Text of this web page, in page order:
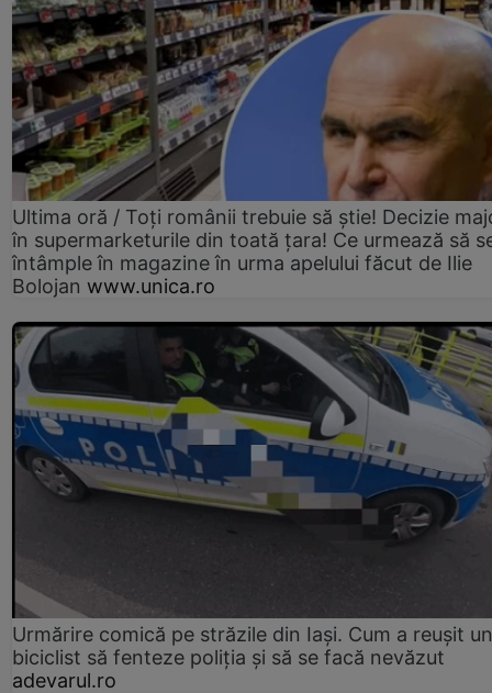
Ultima oră / Toți românii trebuie să știe! Decizie
în supermarketurile din toată țara! Ce urmează să
întâmple în magazine în urma apelului făcut de Ilie
Bolojan www.unica.ro
Urmărire comică pe străzile din Iași. Cum a reușit un
biciclist să fenteze poliția și să se facă nevăzut
adevarul.ro